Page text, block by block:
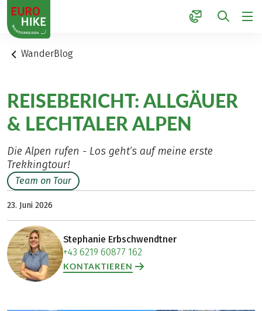
1
WanderBlog
REISEBERICHT: ALLGÄUER
& LECHTALER ALPEN
Die Alpen rufen - Los geht’s auf meine erste
Trekkingtour!
Team on Tour
23. Juni 2026
Stephanie Erbschwendtner
+43 6219 60877 162
KONTAKTIEREN